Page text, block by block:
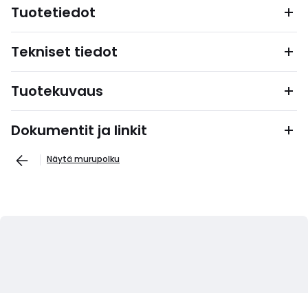
Tuotetiedot
Tekniset tiedot
Tuotekuvaus
Dokumentit ja linkit
Näytä murupolku